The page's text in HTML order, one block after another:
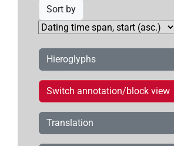
Sort by
Hieroglyphs
Switch annotation/block view
Translation